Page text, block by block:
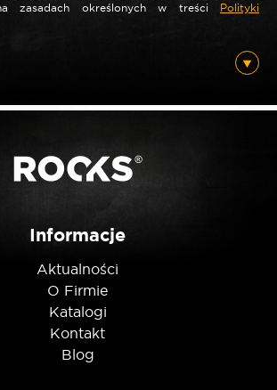
zasadach określonych w treści Polityki
Informacje
Aktualności
O Firmie
Katalogi
Kontakt
Blog